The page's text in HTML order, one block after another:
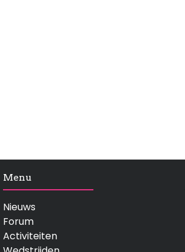
Menu
Nieuws
Forum
Activiteiten